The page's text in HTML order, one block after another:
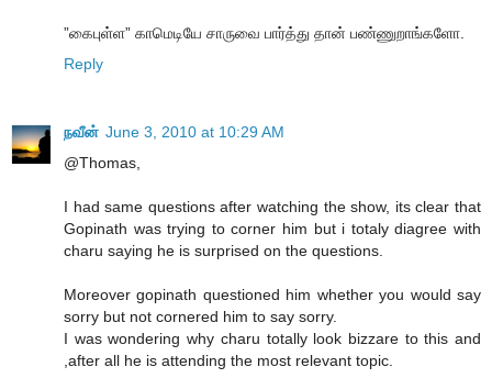
”கைபுள்ள” காமெடியே சாருவை பார்த்து தான் பண்ணுறாங்களோ.
Reply
நவீன் June 3, 2010 at 10:29 AM
@Thomas,
I had same questions after watching the show, its clear that
Gopinath was trying to corner him but i totaly diagree with
charu saying he is surprised on the questions.
Moreover gopinath questioned him whether you would say
sorry but not cornered him to say sorry.
I was wondering why charu totally look bizzare to this and
,after all he is attending the most relevant topic.